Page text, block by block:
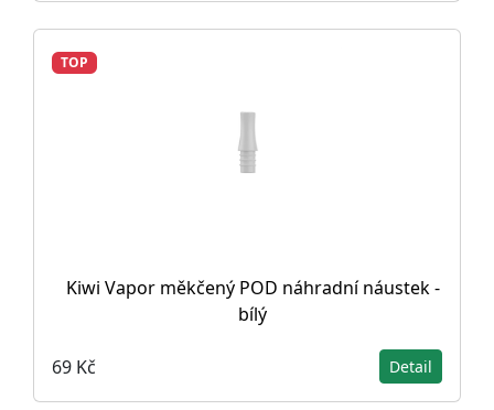
TOP
Kiwi Vapor měkčený POD náhradní náustek -
bílý
69 Kč Detail